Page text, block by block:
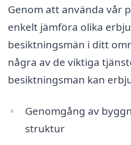
Genom att använda vår
enkelt jämföra olika
besiktningsmän i ditt
några av de viktiga
besiktningsman kan
Genomgång av
struktur